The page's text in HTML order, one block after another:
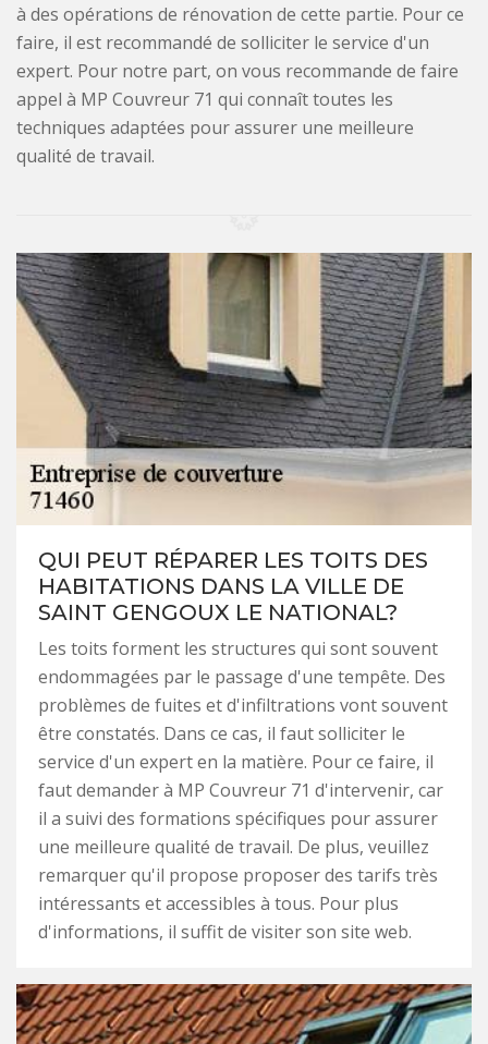
à des opérations de rénovation de cette partie. Pour ce
faire, il est recommandé de solliciter le service d'un
expert. Pour notre part, on vous recommande de faire
appel à MP Couvreur 71 qui connaît toutes les
techniques adaptées pour assurer une meilleure
qualité de travail.
QUI PEUT RÉPARER LES TOITS DES
HABITATIONS DANS LA VILLE DE
SAINT GENGOUX LE NATIONAL?
Les toits forment les structures qui sont souvent
endommagées par le passage d'une tempête. Des
problèmes de fuites et d'infiltrations vont souvent
être constatés. Dans ce cas, il faut solliciter le
service d'un expert en la matière. Pour ce faire, il
faut demander à MP Couvreur 71 d'intervenir, car
il a suivi des formations spécifiques pour assurer
une meilleure qualité de travail. De plus, veuillez
remarquer qu'il propose proposer des tarifs très
intéressants et accessibles à tous. Pour plus
d'informations, il suffit de visiter son site web.